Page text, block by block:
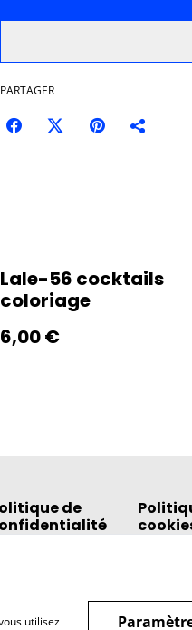
PARTAGER
Lale-56 cocktails
coloriage
6,00 €
de
utilisez